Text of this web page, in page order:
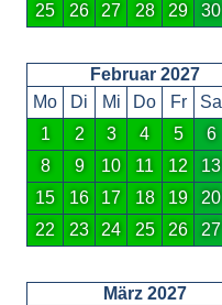
25
26 27 28 29 30
Februar 2027
Mo
Di Mi Do Fr Sa
1
2 3 4 5 6
8
9 10 11 12 13
15
16 17 18 19 20
22
23 24 25 26 27
März 2027